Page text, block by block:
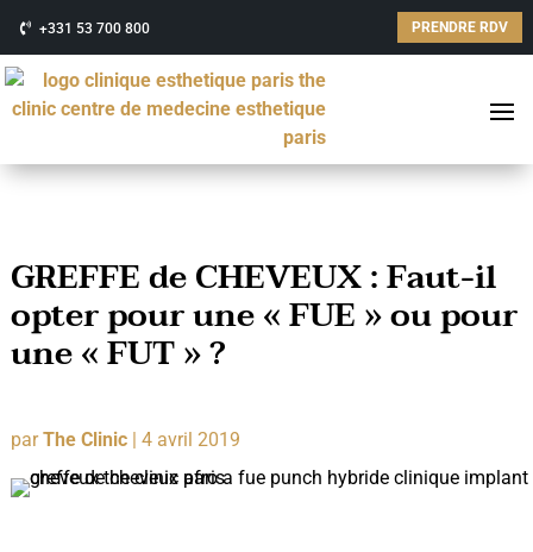
+331 53 700 800 PRENDRE RDV
GREFFE de CHEVEUX : Faut-il
opter pour une « FUE » ou pour
une « FUT » ?
parThe Clinic| 4 avril 2019